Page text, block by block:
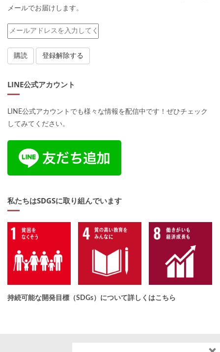
メールでお届けします。
LINE公式アカウント
LINE公式アカウントでも様々な情報を配信中です！ぜひチェック
してみてください。
私たちはSDGSに取り組んでいます
持続可能な開発目標（SDGs）について詳しくはこちら